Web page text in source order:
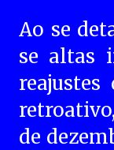
Ao se
se altas
de